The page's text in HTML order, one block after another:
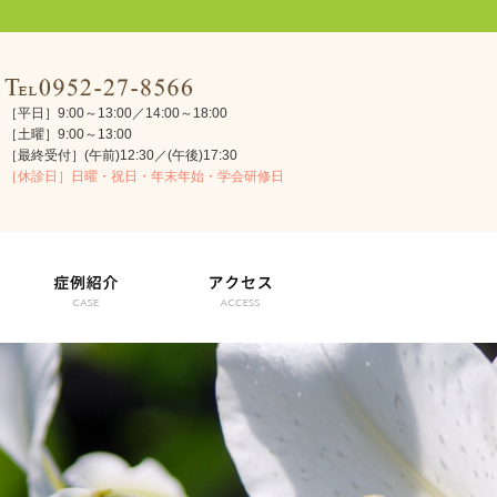
［平日］9:00～13:00／14:00～18:00
［土曜］9:00～13:00
［最終受付］(午前)12:30／(午後)17:30
［休診日］日曜・祝日・年末年始・学会研修日